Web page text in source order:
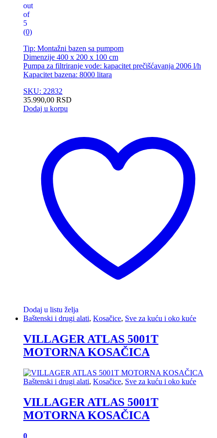
out
of
5
(0)
Tip: Montažni bazen sa pumpom
Dimenzije 400 x 200 x 100 cm
Pumpa za filtriranje vode: kapacitet prečišćavanja 2006 l/h
Kapacitet bazena: 8000 litara
SKU: 22832
35.990,00 RSD
Dodaj u korpu
Dodaj u listu želja
Baštenski i drugi alati, Kosačice, Sve za kuću i oko kuće
VILLAGER ATLAS 5001T
MOTORNA KOSAČICA
Baštenski i drugi alati, Kosačice, Sve za kuću i oko kuće
VILLAGER ATLAS 5001T
MOTORNA KOSAČICA
0